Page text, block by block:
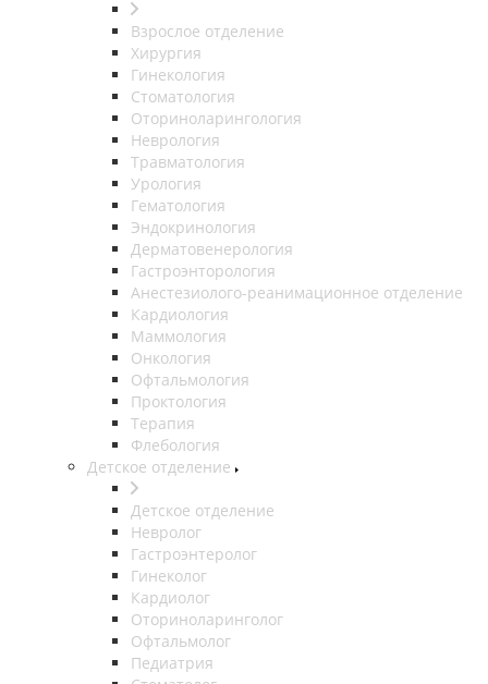
Взрослое отделение
Хирургия
Гинекология
Стоматология
Оториноларингология
Неврология
Травматология
Урология
Гематология
Эндокринология
Дерматовенерология
Гастроэнторология
Анестезиолого-реанимационное отделение
Кардиология
Маммология
Онкология
Офтальмология
Проктология
Терапия
Флебология
Детское отделение
Детское отделение
Невролог
Гастроэнтеролог
Гинеколог
Кардиолог
Оториноларинголог
Офтальмолог
Педиатрия